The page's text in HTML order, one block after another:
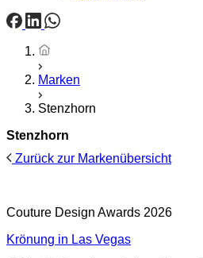
Startseite
Marken
Stenzhorn
Stenzhorn
Zurück zur Markenübersicht
Couture Design Awards 2026
Krönung in Las Vegas